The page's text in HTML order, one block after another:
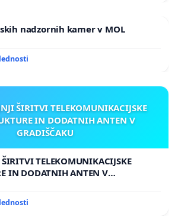
nadzornih kamer v MOL
ŠIRITVI TELEKOMUNIKACIJSKE
IN DODATNIH ANTEN V
GRADIŠČAKU
TELEKOMUNIKACIJSKE
IN DODATNIH ANTEN V